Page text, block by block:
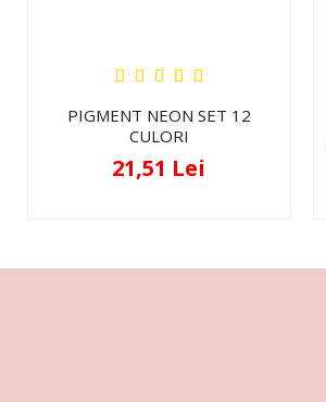
PIGMENT NEON SET 12
CULORI
21,51 Lei